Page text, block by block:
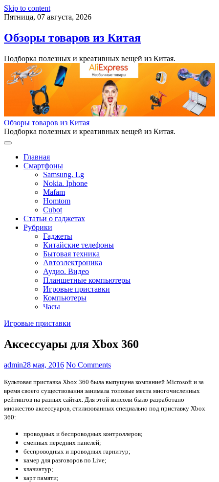
Skip to content
Пятница, 07 августа, 2026
Обзоры товаров из Китая
Подборка полезных и креативных вещей из Китая.
Обзоры товаров из Китая
Подборка полезных и креативных вещей из Китая.
Главная
Смартфоны
Samsung. Lg
Nokia. Iphone
Mafam
Homtom
Cubot
Статьи о гаджетах
Рубрики
Гаджеты
Китайские телефоны
Бытовая техника
Автоэлектроника
Аудио. Видео
Планшетные компьютеры
Игровые приставки
Компьютеры
Часы
Игровые приставки
Аксессуары для Xbox 360
admin28 мая, 2016 No Comments
Культовая приставка Xbox 360 была выпущена компанией Microsoft и за
время своего существования занимала топовые места многочисленных
рейтингов на разных сайтах. Для этой консоли было разработано
множество аксессуаров, стилизованных специально под приставку Xbox
360:
проводных и беспроводных контроллеров;
сменных передних панелей;
беспроводных и проводных гарнитур;
камер для разговоров по Live;
клавиатур;
карт памяти;